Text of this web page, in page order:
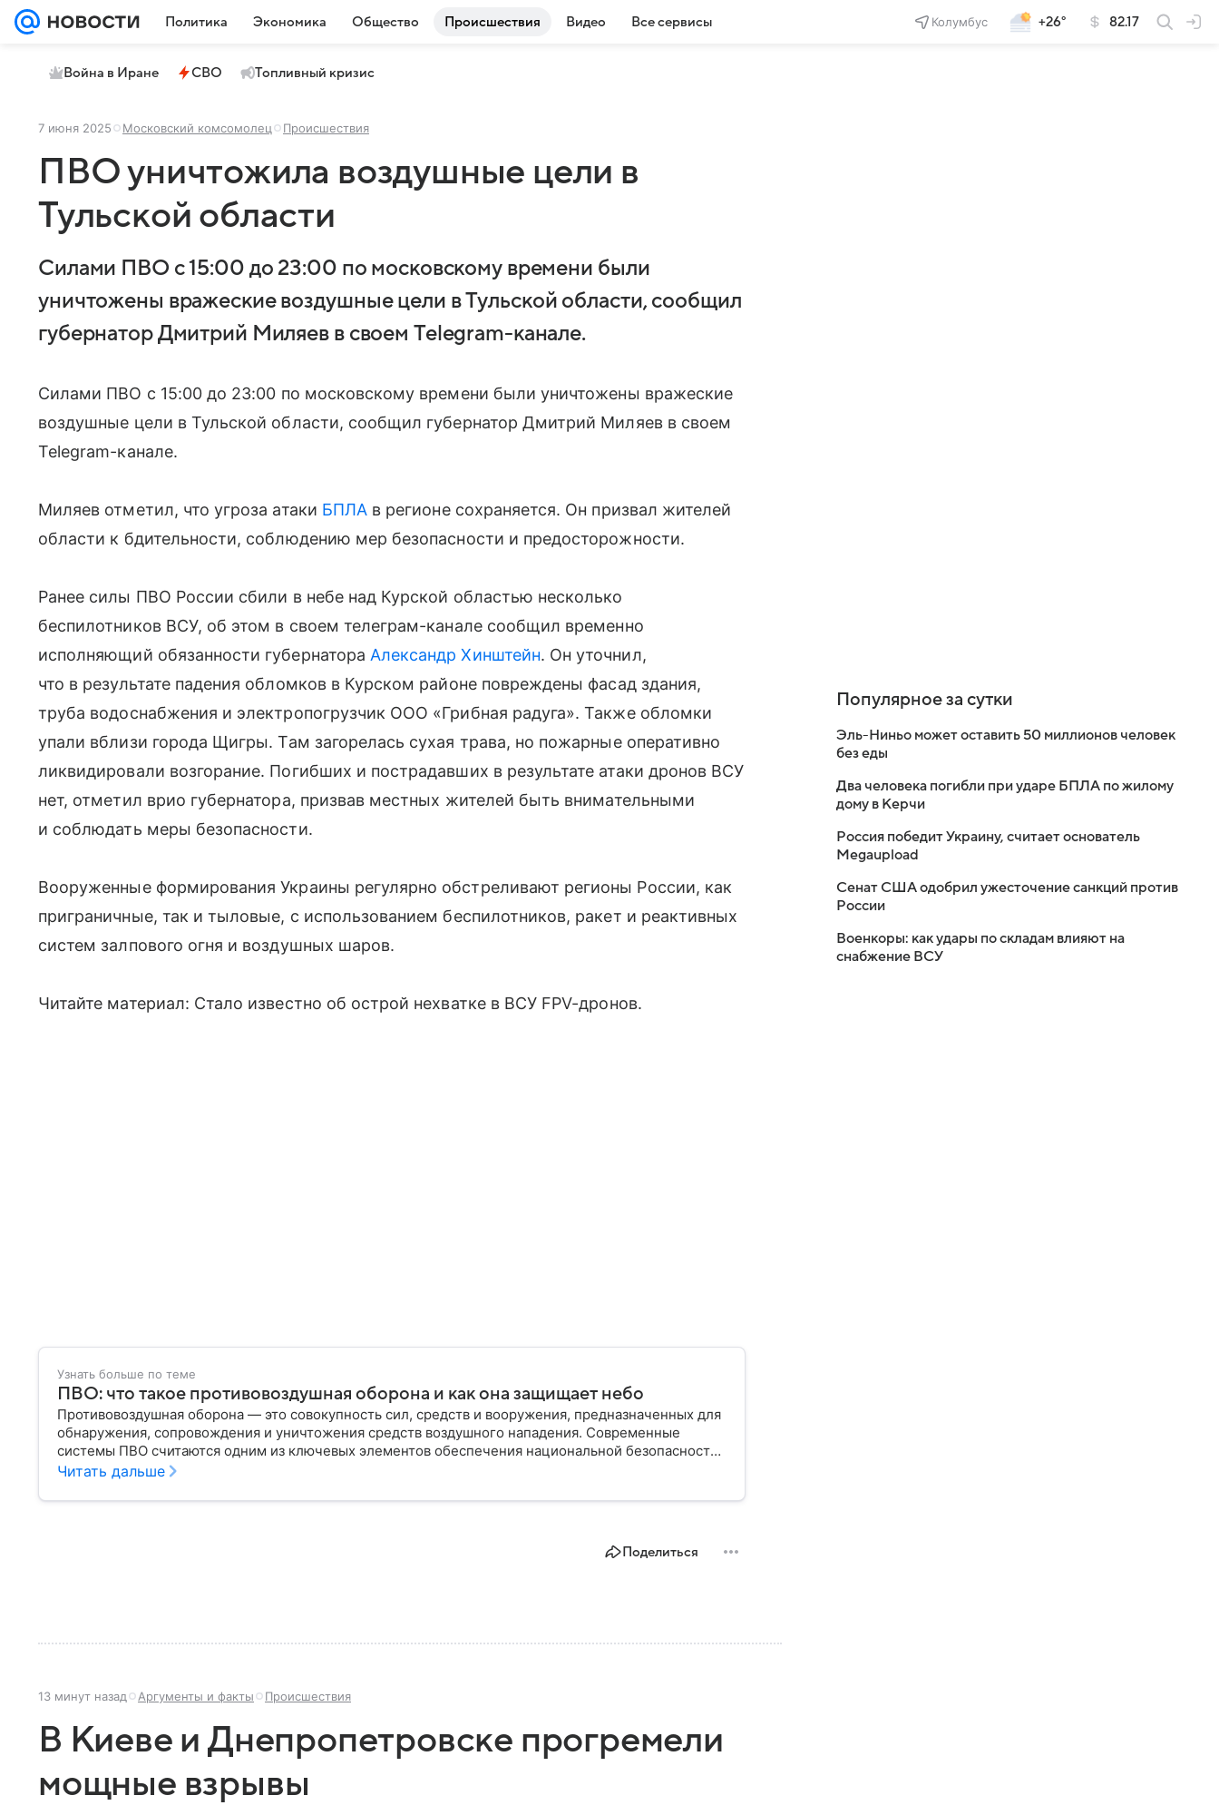
Политика Экономика Общество Происшествия Видео Все сервисы Колумбус +26° 82.17
Война в Иране СВО Топливный кризис
7 июня 2025 Московский комсомолец Происшествия
ПВО уничтожила воздушные цели в
Тульской области
Силами ПВО с 15:00 до 23:00 по московскому времени были
уничтожены вражеские воздушные цели в Тульской области, сообщил
губернатор Дмитрий Миляев в своем Telegram-канале.
Силами ПВО с 15:00 до 23:00 по московскому времени были уничтожены вражеские
воздушные цели в Тульской области, сообщил губернатор Дмитрий Миляев в своем
Telegram-канале.
Миляев отметил, что угроза атаки БПЛА в регионе сохраняется. Он призвал жителей
области к бдительности, соблюдению мер безопасности и предосторожности.
Ранее силы ПВО России сбили в небе над Курской областью несколько
беспилотников ВСУ, об этом в своем телеграм-канале сообщил временно
исполняющий обязанности губернатора Александр Хинштейн. Он уточнил,
что в результате падения обломков в Курском районе повреждены фасад здания,
труба водоснабжения и электропогрузчик ООО «Грибная радуга». Также обломки
упали вблизи города Щигры. Там загорелась сухая трава, но пожарные оперативно
ликвидировали возгорание. Погибших и пострадавших в результате атаки дронов ВСУ
нет, отметил врио губернатора, призвав местных жителей быть внимательными
и соблюдать меры безопасности.
Вооруженные формирования Украины регулярно обстреливают регионы России, как
приграничные, так и тыловые, с использованием беспилотников, ракет и реактивных
систем залпового огня и воздушных шаров.
Читайте материал: Стало известно об острой нехватке в ВСУ FPV-дронов.
Узнать больше по теме
ПВО: что такое противовоздушная оборона и как она защищает небо
Противовоздушная оборона — это совокупность сил, средств и вооружения, предназначенных для
обнаружения, сопровождения и уничтожения средств воздушного нападения. Современные
системы ПВО считаются одним из ключевых элементов обеспечения национальной безопасности
любого государства: собрали о них главное.
Читать дальше
Поделиться
13 минут назад Аргументы и факты Происшествия
В Киеве и Днепропетровске прогремели
мощные взрывы
Популярное за сутки
Эль-Ниньо может оставить 50 миллионов человек
без еды
Два человека погибли при ударе БПЛА по жилому
дому в Керчи
Россия победит Украину, считает основатель
Megaupload
Сенат США одобрил ужесточение санкций против
России
Военкоры: как удары по складам влияют на
снабжение ВСУ